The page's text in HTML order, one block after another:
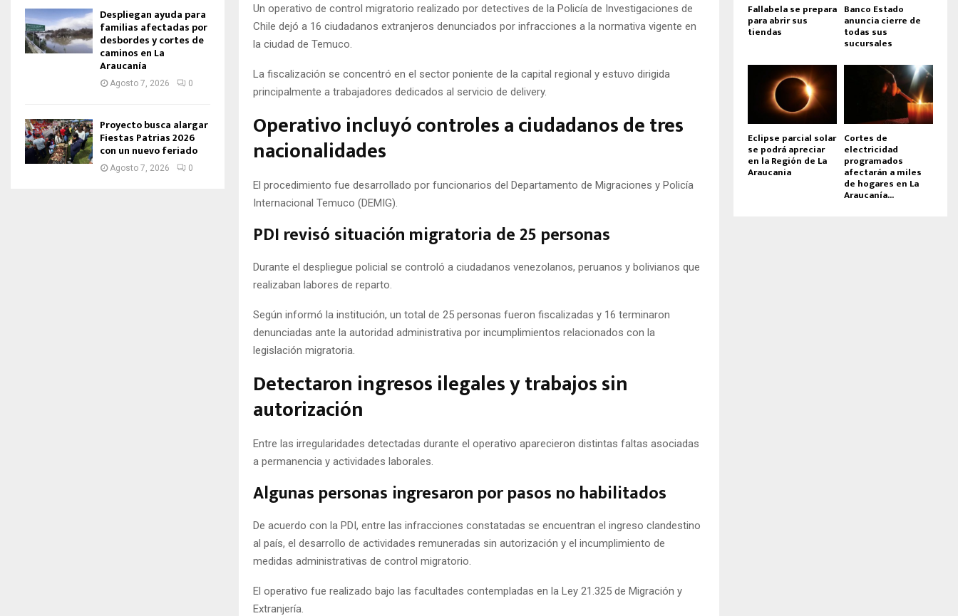
Un operativo de control migratorio realizado por detectives de la Policía de Investigaciones de
Chile dejó a 16 ciudadanos extranjeros denunciados por infracciones a la normativa vigente en
la ciudad de Temuco.
La fiscalización se concentró en el sector poniente de la capital regional y estuvo dirigida
principalmente a trabajadores dedicados al servicio de delivery.
Operativo incluyó controles a ciudadanos de tres
nacionalidades
El procedimiento fue desarrollado por funcionarios del Departamento de Migraciones y Policía
Internacional Temuco (DEMIG).
PDI revisó situación migratoria de 25 personas
Durante el despliegue policial se controló a ciudadanos venezolanos, peruanos y bolivianos que
realizaban labores de reparto.
Según informó la institución, un total de 25 personas fueron fiscalizadas y 16 terminaron
denunciadas ante la autoridad administrativa por incumplimientos relacionados con la
legislación migratoria.
Detectaron ingresos ilegales y trabajos sin
autorización
Entre las irregularidades detectadas durante el operativo aparecieron distintas faltas asociadas
a permanencia y actividades laborales.
Algunas personas ingresaron por pasos no habilitados
De acuerdo con la PDI, entre las infracciones constatadas se encuentran el ingreso clandestino
al país, el desarrollo de actividades remuneradas sin autorización y el incumplimiento de
medidas administrativas de control migratorio.
El operativo fue realizado bajo las facultades contempladas en la Ley 21.325 de Migración y
Extranjería.
Despliegan ayuda para
familias afectadas por
desbordes y cortes de
caminos en La
Araucanía
Agosto 7, 2026 0
Proyecto busca alargar
Fiestas Patrias 2026
con un nuevo feriado
Agosto 7, 2026 0
Fallabela se prepara
para abrir sus
tiendas
Banco Estado
anuncia cierre de
todas sus
sucursales
Eclipse parcial solar
se podrá apreciar
en la Región de La
Araucania
Cortes de
electricidad
programados
afectarán a miles
de hogares en La
Araucanía...